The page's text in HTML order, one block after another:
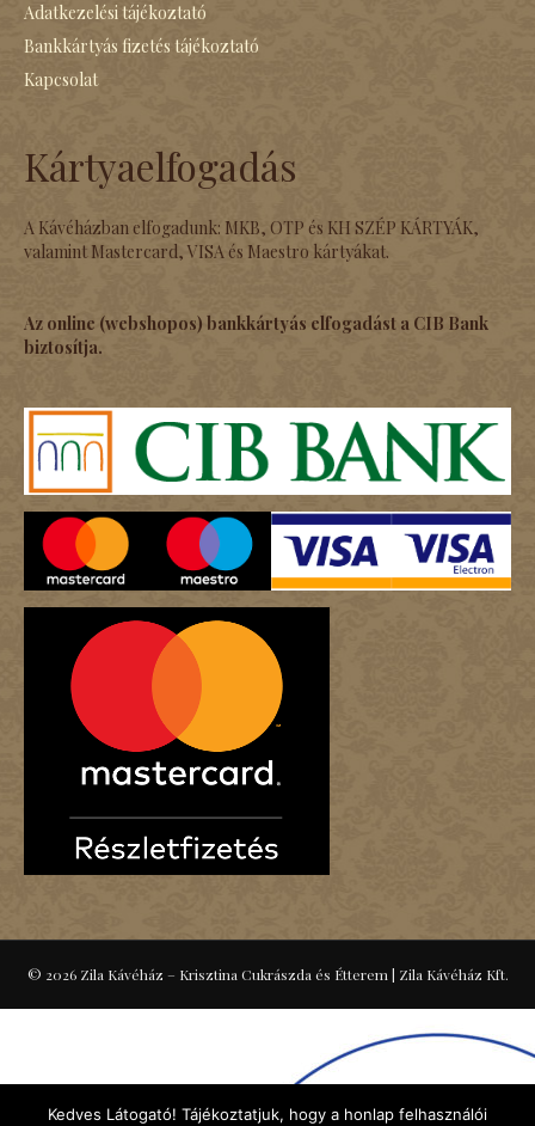
Adatkezelési tájékoztató
Bankkártyás fizetés tájékoztató
Kapcsolat
Kártyaelfogadás
A Kávéházban elfogadunk: MKB, OTP és KH SZÉP KÁRTYÁK,
valamint Mastercard, VISA és Maestro kártyákat.
Az online (webshopos) bankkártyás elfogadást a CIB Bank
biztosítja.
© 2026 Zila Kávéház – Krisztina Cukrászda és Étterem | Zila Kávéház Kft.
Kedves Látogató! Tájékoztatjuk, hogy a honlap felhasználói